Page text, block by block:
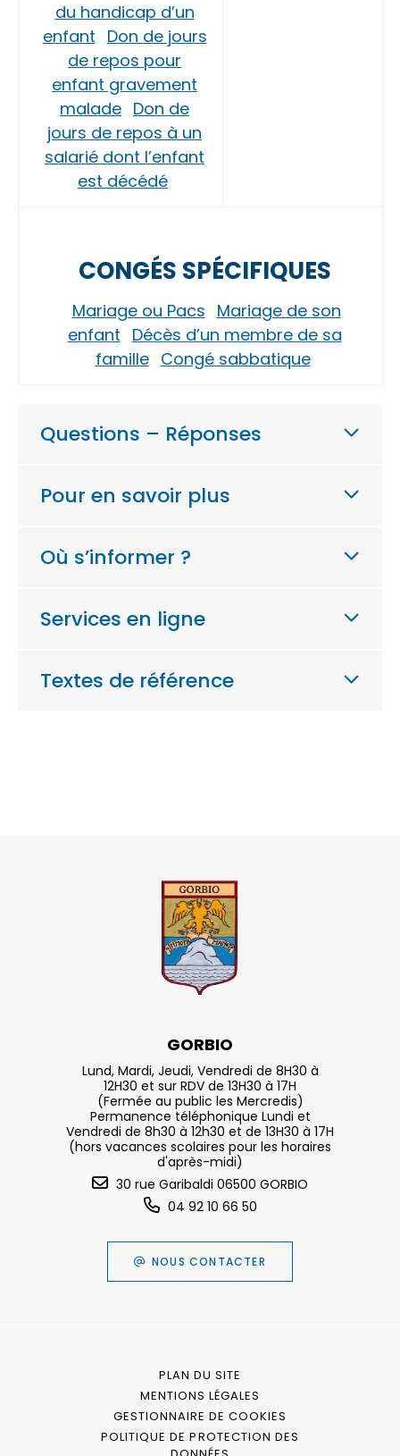
du handicap d’un
enfant Don de jours
de repos pour
enfant gravement
malade Don de
jours de repos à un
salarié dont l’enfant
est décédé
CONGÉS SPÉCIFIQUES
Mariage ou Pacs Mariage de son
enfant Décès d’un membre de sa
famille Congé sabbatique
Questions – Réponses
Pour en savoir plus
Où s’informer ?
Services en ligne
Textes de référence
GORBIO
Lund, Mardi, Jeudi, Vendredi de 8H30 à
12H30 et sur RDV de 13H30 à 17H
(Fermée au public les Mercredis)
Permanence téléphonique Lundi et
Vendredi de 8h30 à 12h30 et de 13H30 à 17H
(hors vacances scolaires pour les horaires
d'après-midi)
30 rue Garibaldi 06500 GORBIO
04 92 10 66 50
NOUS CONTACTER
PLAN DU SITE
MENTIONS LÉGALES
GESTIONNAIRE DE COOKIES
POLITIQUE DE PROTECTION DES